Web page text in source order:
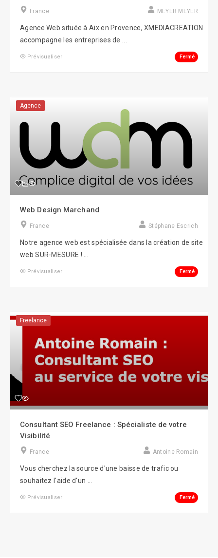
France MEYER MEYER
Agence Web située à Aix en Provence, XMEDIACREATION
accompagne les entreprises de ...
Prévisualiser Fermé
Agence
Web Design Marchand
France Stéphane Escrich
Notre agence web est spécialisée dans la création de site
web SUR-MESURE ! ...
Prévisualiser Fermé
Freelance
Consultant SEO Freelance : Spécialiste de votre
Visibilité
France Antoine Romain
Vous cherchez la source d'une baisse de trafic ou
souhaitez l'aide d'un ...
Prévisualiser Fermé